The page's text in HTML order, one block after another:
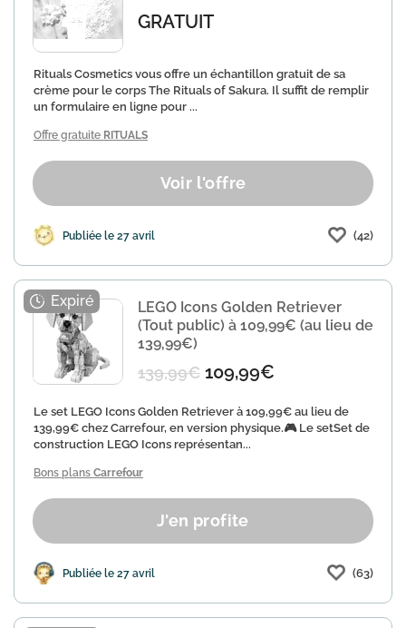
GRATUIT
Rituals Cosmetics vous offre un échantillon gratuit de sa
crème pour le corps The Rituals of Sakura. Il suffit de remplir
un formulaire en ligne pour ...
Offre gratuite RITUALS
Voir l'offre
Publiée le 27 avril (42)
LEGO Icons Golden Retriever
(Tout public) à 109,99€ (au lieu de
139,99€)
139,99€ 109,99€
Le set LEGO Icons Golden Retriever à 109,99€ au lieu de
139,99€ chez Carrefour, en version physique.🎮 Le setSet de
construction LEGO Icons représentan...
Bons plans Carrefour
J'en profite
Publiée le 27 avril (63)